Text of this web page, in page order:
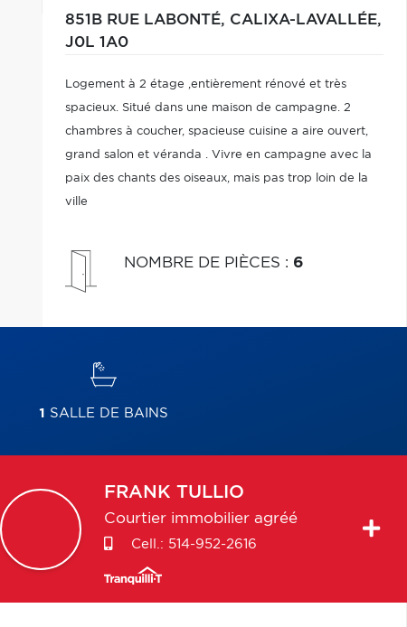
851B RUE LABONTÉ, CALIXA-LAVALLÉE,
J0L 1A0
Logement à 2 étage ,entièrement rénové et très
spacieux. Situé dans une maison de campagne. 2
chambres à coucher, spacieuse cuisine a aire ouvert,
grand salon et véranda . Vivre en campagne avec la
paix des chants des oiseaux, mais pas trop loin de la
ville
NOMBRE DE PIÈCES : 6
1 SALLE DE BAINS
FRANK TULLIO
Courtier immobilier agréé
Cell.: 514-952-2616